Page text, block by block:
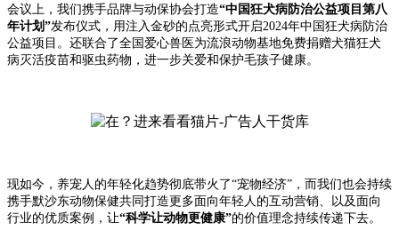
会议上，我们携手品牌与动保协会打造“中国狂犬病防治公益项目第八
年计划”发布仪式，用注入金砂的点亮形式开启2024年中国狂犬病防治
公益项目。 还联合了全国爱心兽医为流浪动物基地免费捐赠犬猫狂犬
病灭活疫苗和驱虫药物，进一步关爱和保护毛孩子健康。
现如今，养宠人的年轻化趋势彻底带火了“宠物经济”，而我们也会持续
携手默沙东动物保健共同打造更多面向年轻人的互动营销、以及面向
行业的优质案例，让“科学让动物更健康”的价值理念持续传递下去。